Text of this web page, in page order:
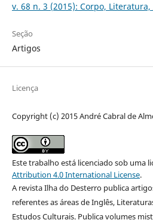
v. 68 n. 3 (2015): Corpo,
Seção
Artigos
Licença
Copyright (c) 2015 André Cabral de
Este trabalho está licenciado sob uma
Attribution 4.0 International License.
A revista Ilha do Desterro publica
referentes as áreas de Inglês,
Estudos Culturais. Publica volumes